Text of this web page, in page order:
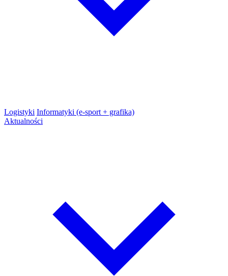
Logistyki Informatyki (e-sport + grafika)
Aktualności